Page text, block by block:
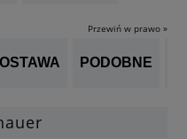
Przewiń w prawo »
PODOBNE